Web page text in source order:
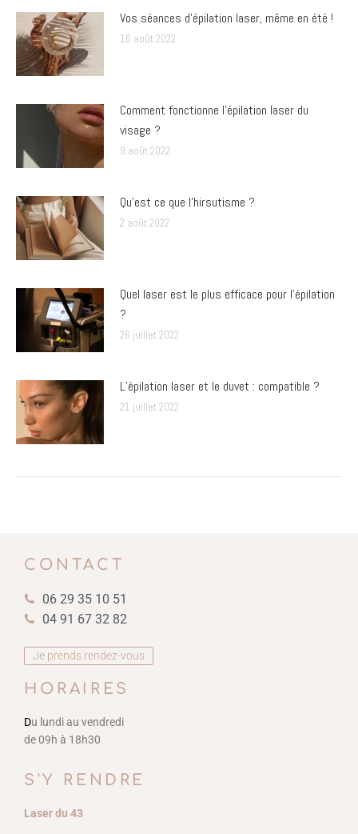
Vos séances d’épilation laser, même en été !
16 août 2022
Comment fonctionne l’épilation laser du
visage ?
9 août 2022
Qu’est ce que l’hirsutisme ?
2 août 2022
Quel laser est le plus efficace pour l’épilation
?
26 juillet 2022
L’épilation laser et le duvet : compatible ?
21 juillet 2022
CONTACT
06 29 35 10 51
04 91 67 32 82
Je prends rendez-vous
HORAIRES
Du lundi au vendredi
de 09h à 18h30
S'Y RENDRE
Laser du 43